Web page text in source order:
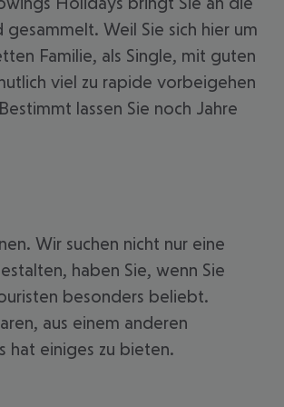
Weil Sie sich hier um
Familie, als Single, mit guten
viel zu rapide vorbeigehen
lassen Sie noch Jahre
Wir suchen nicht nur eine
haben Sie, wenn Sie
besonders beliebt.
aus einem anderen
hat einiges zu bieten.